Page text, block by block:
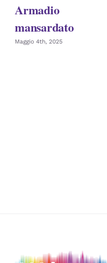
Armadio
mansardato
Maggio 4th, 2025